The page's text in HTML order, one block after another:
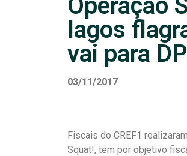
Operação
lagos
vai para
03/11/2017
Fiscais do CREF1
Squat!, tem por objetivo